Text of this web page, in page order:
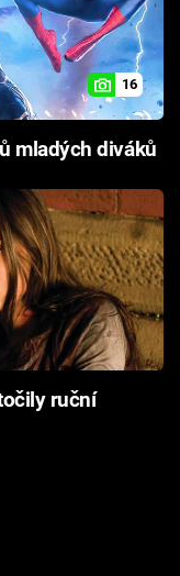
16
mladých diváků
ruční